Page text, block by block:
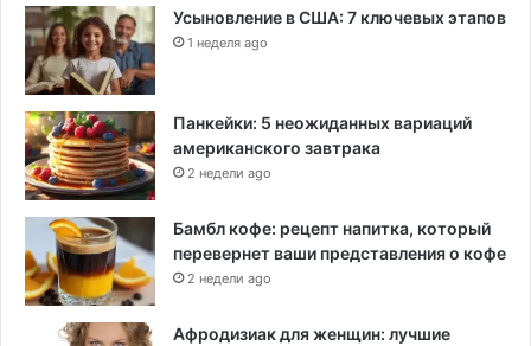
Усыновление в США: 7 ключевых этапов
1 неделя ago
Панкейки: 5 неожиданных вариаций
американского завтрака
2 недели ago
Бамбл кофе: рецепт напитка, который
перевернет ваши представления о кофе
2 недели ago
Афродизиак для женщин: лучшие